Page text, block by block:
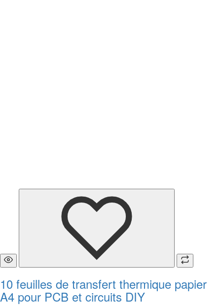
10 feuilles de transfert thermique papier
A4 pour PCB et circuits DIY